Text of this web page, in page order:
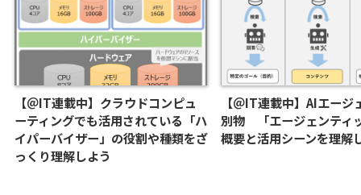
【＠IT連載中】クラウドコンピュ
ーティングでも活用されている「ハ
イパーバイザー」の役割や種類をざ
っくり理解しよう
【＠IT連載中】AIエージ
別物 「エージェンティ
概要と活用シーンを理解